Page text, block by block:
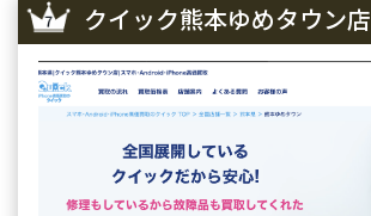
クイック熊本ゆめタウン店